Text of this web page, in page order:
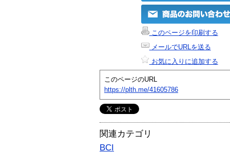
このページを印刷する
メールでURLを送る
お気に入りに追加する
このページのURL
https://plth.me/41605786
関連カテゴリ
BCI